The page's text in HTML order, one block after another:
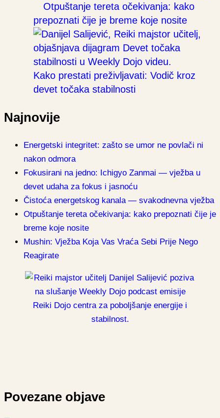
Otpuštanje tereta očekivanja: kako
prepoznati čije je breme koje nosite
Kako prestati preživljavati: Vodič kroz
devet točaka stabilnosti
Najnovije
Energetski integritet: zašto se umor ne povlači ni
nakon odmora
Fokusirani na jedno: Ichigyo Zanmai — vježba u
devet udaha za fokus i jasnoću
Čistoća energetskog kanala — svakodnevna vježba
Otpuštanje tereta očekivanja: kako prepoznati čije je
breme koje nosite
Mushin: Vježba Koja Vas Vraća Sebi Prije Nego
Reagirate
Povezane objave